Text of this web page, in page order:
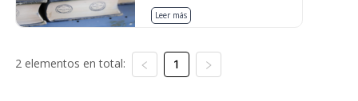
Leer más
2 elementos en total: 1